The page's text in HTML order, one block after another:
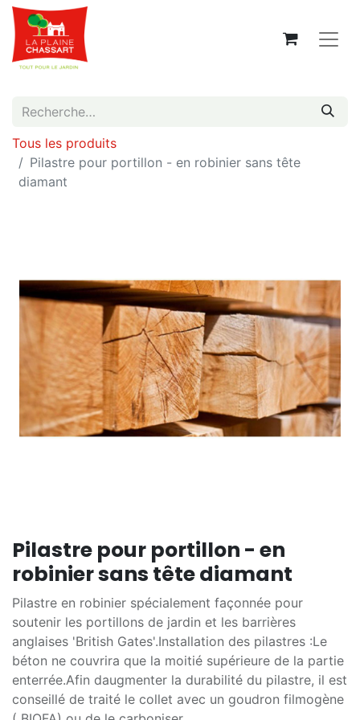
Tous les produits
Pilastre pour portillon - en robinier sans tête
diamant
Pilastre pour portillon - en
robinier sans tête diamant
Pilastre en robinier spécialement façonnée pour
soutenir les portillons de jardin et les barrières
anglaises 'British Gates'.Installation des pilastres :Le
béton ne couvrira que la moitié supérieure de la partie
enterrée.Afin daugmenter la durabilité du pilastre, il est
conseillé de traité le collet avec un goudron filmogène